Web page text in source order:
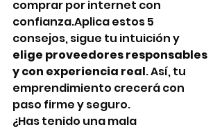
comprar por internet con
confianza.Aplica estos 5
consejos, sigue tu intuición y
elige proveedores responsables
y con experiencia real. Así, tu
emprendimiento crecerá con
paso firme y seguro.
¿Has tenido una mala